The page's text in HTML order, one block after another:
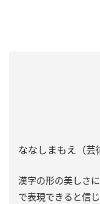
ななしまもえ（芸
漢字の形の美しさ
で表現できると信